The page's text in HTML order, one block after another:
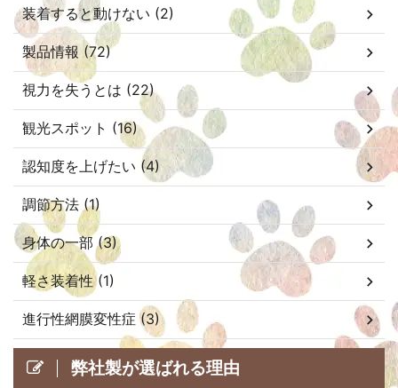
装着すると動けない (2)
製品情報 (72)
視力を失うとは (22)
観光スポット (16)
認知度を上げたい (4)
調節方法 (1)
身体の一部 (3)
軽さ装着性 (1)
進行性網膜変性症 (3)
弊社製が選ばれる理由